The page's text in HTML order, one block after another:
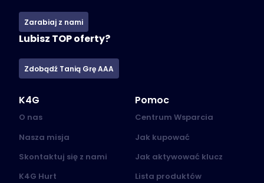
Zarabiaj z nami
Lubisz TOP oferty?
Zdobądź Tanią Grę AAA
K4G
O nas
Nasza misja
Skontaktuj się z nami
K4G Hurt
Pomoc
Centrum Wsparcia
Jak kupować
Jak aktywować klucz
Lista produktów